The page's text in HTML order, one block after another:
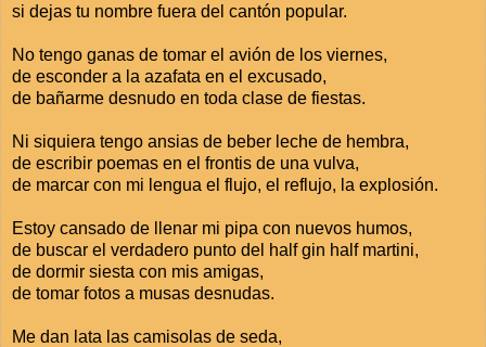
si dejas tu nombre fuera del cantón popular.
No tengo ganas de tomar el avión de los viernes,
de esconder a la azafata en el excusado,
de bañarme desnudo en toda clase de fiestas.
Ni siquiera tengo ansias de beber leche de hembra,
de escribir poemas en el frontis de una vulva,
de marcar con mi lengua el flujo, el reflujo, la explosión.
Estoy cansado de llenar mi pipa con nuevos humos,
de buscar el verdadero punto del half gin half martini,
de dormir siesta con mis amigas,
de tomar fotos a musas desnudas.
Me dan lata las camisolas de seda,